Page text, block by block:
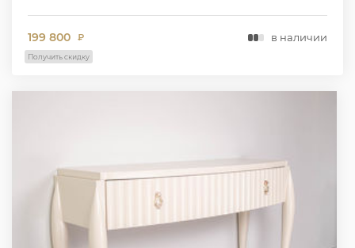
199 800 ₽ в наличии
Получить скидку